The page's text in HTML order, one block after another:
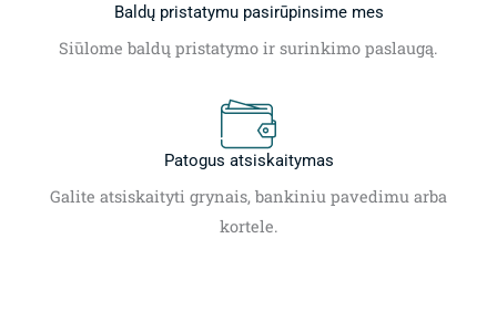
Baldų pristatymu pasirūpinsime mes
Siūlome baldų pristatymo ir surinkimo paslaugą.
Patogus atsiskaitymas
Galite atsiskaityti grynais, bankiniu pavedimu arba
kortele.